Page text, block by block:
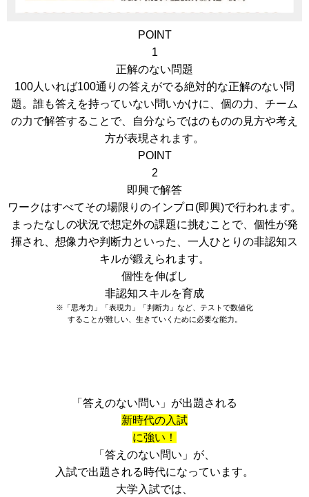
POINT
1
正解のない問題
100人いれば100通りの答えがでる絶対的な正解のない問
題。誰も答えを持っていない問いかけに、個の力、チーム
の力で解答することで、自分ならではのものの見方や考え
方が表現されます。
POINT
2
即興で解答
ワークはすべてその場限りのインプロ(即興)で行われます。
まったなしの状況で想定外の課題に挑むことで、個性が発
揮され、想像力や判断力といった、一人ひとりの非認知ス
キルが鍛えられます。
個性を伸ばし
非認知スキルを育成
※「思考力」「表現力」「判断力」など、テストで数値化
することが難しい、生きていくために必要な能力。
「答えのない問い」が出題される
新時代の入試
に強い！
「答えのない問い」 が、
入試で出題される時代になっています。
大学入試では、